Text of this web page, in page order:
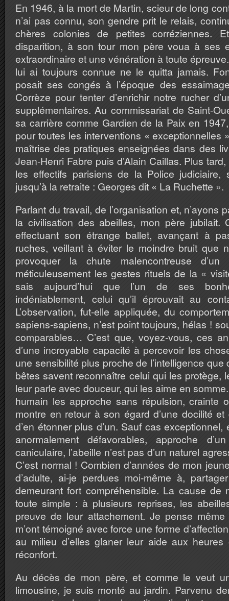
En 1946, à la mort de Martin, scieur de long
n’ai pas connu, son gendre prit le relais,
chères colonies de petites corréziennes.
disparition, à son tour mon père voua à ses
extraordinaire et une vénération à toute
lui ai toujours connue ne le quitta jamais.
posait ses congés à l’époque des
Corrèze pour tenter d’enrichir notre rucher
supplémentaires. Au commissariat de Saint-
sa carrière comme Gardien de la Paix en
pour toutes les interventions « exceptionnelles
maîtrise des pratiques enseignées dans des
Jean-Henri Fabre puis d’Alain Caillas. Plus
les effectifs parisiens de la Police judiciaire,
jusqu’à la retraite : Georges dit « La Ruchette ».
Parlant du travail, de l’organisation et, n’ayons
la civilisation des abeilles, mon père jubilait.
effectuant son étrange ballet, avançant à
ruches, veillant à éviter le moindre bruit que
provoquer la chute malencontreuse d’un
méticuleusement les gestes rituels de la «
sais aujourd’hui que l’un de ses
indéniablement, celui qu’il éprouvait au
L’observation, fut-elle appliquée, du
sapiens-sapiens, n’est point toujours, hélas !
comparables… C’est que, voyez-vous, ces
d’une incroyable capacité à percevoir les
une sensibilité plus proche de l’intelligence
bêtes savent reconnaître celui qui les protège,
leur parle avec douceur, qui les aime en
humain les approche sans répulsion, crainte
montre en retour à son égard d’une docilité et
d’en étonner plus d’un. Sauf cas
anormalement défavorables, approche
caniculaire, l’abeille n’est pas d’un naturel
C’est normal ! Combien d’années de mon
d’adulte, ai-je perdues moi-même à,
demeurant fort compréhensible. La cause de
toute simple : à plusieurs reprises, les
preuve de leur attachement. Je pense même
m’ont témoigné avec force une forme
au milieu d’elles glaner leur aide aux
réconfort.
Au décès de mon père, et comme le veut
limousine, je suis monté au jardin. Parvenu